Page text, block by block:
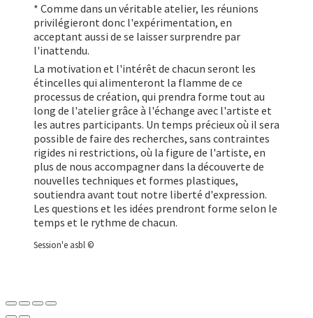
* Comme dans un véritable atelier, les réunions
privilégieront donc l'expérimentation, en
acceptant aussi de se laisser surprendre par
l'inattendu.
La motivation et l'intérêt de chacun seront les
étincelles qui alimenteront la flamme de ce
processus de création, qui prendra forme tout au
long de l'atelier grâce à l'échange avec l'artiste et
les autres participants. Un temps précieux où il sera
possible de faire des recherches, sans contraintes
rigides ni restrictions, où la figure de l'artiste, en
plus de nous accompagner dans la découverte de
nouvelles techniques et formes plastiques,
soutiendra avant tout notre liberté d'expression.
Les questions et les idées prendront forme selon le
temps et le rythme de chacun.
Session'e asbl ©